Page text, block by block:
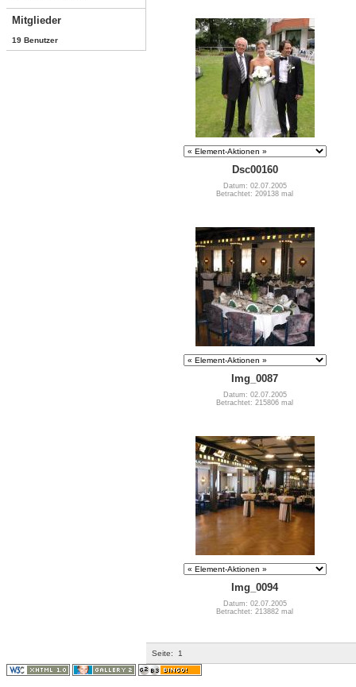
Mitglieder
19 Benutzer
Dsc00160
Datum: 02.07.2005
Betrachtet: 209138 mal
Img_0087
Datum: 02.07.2005
Betrachtet: 215806 mal
Img_0094
Datum: 02.07.2005
Betrachtet: 213882 mal
Seite: 1